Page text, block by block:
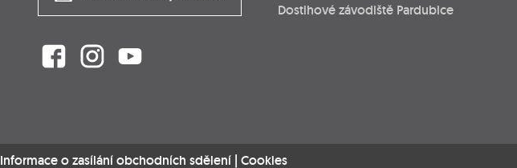
Dostihové závodiště Pardubice
Informace o zasílání obchodních sdělení | Cookies